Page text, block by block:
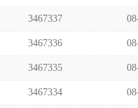
3467337
3467336
3467335
3467334